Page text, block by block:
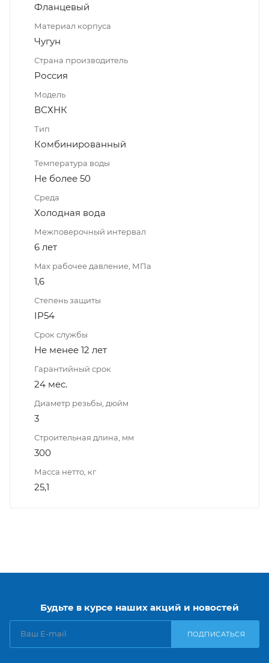
Фланцевый
Материал корпуса
Чугун
Страна производитель
Россия
Модель
ВСХНК
Тип
Комбинированный
Температура воды
Не более 50
Среда
Холодная вода
Межповерочный интервал
6 лет
Max рабочее давление, МПа
1,6
Степень защиты
IP54
Срок службы
Не менее 12 лет
Гарантийный срок
24 мес.
Диаметр резьбы, дюйм
3
Строительная длина, мм
300
Масса нетто, кг
25,1
Будьте в курсе наших акций и новостей
ПОДПИСАТЬСЯ